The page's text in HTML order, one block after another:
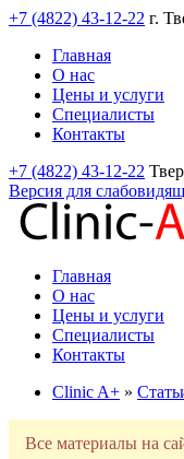
+7 (4822) 43-12-22 г.
Главная
О нас
Цены и услуги
Специалисты
Контакты
+7 (4822) 43-12-22
Версия для
Главная
О нас
Цены и услуги
Специалисты
Контакты
Clinic A+ »
Все материалы на